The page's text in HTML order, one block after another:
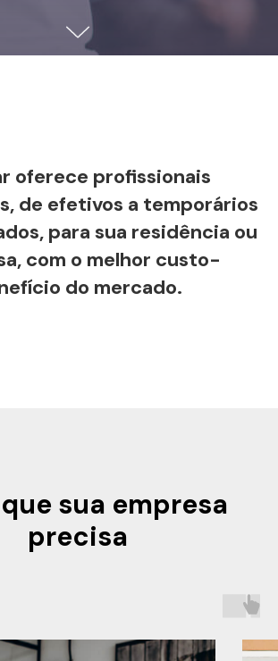
oferece profissionais
de efetivos a temporários
para sua residência ou
com o melhor custo-
do mercado.
sua empresa
precisa